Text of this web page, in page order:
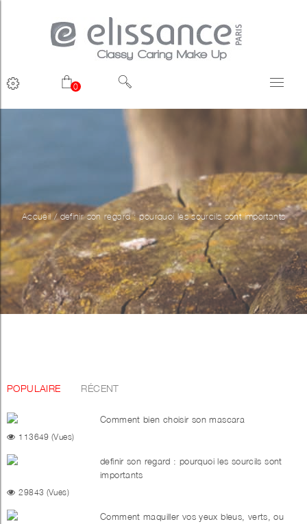
0
Accueil /definir son regard : pourquoi les sourcils sont importants
POPULAIRE RÉCENT
Comment bien choisir son mascara
113649 (Vues)
definir son regard : pourquoi les sourcils sont
importants
29843 (Vues)
Comment maquiller vos yeux bleus, verts, ou